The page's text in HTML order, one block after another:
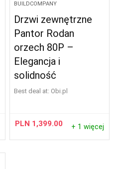
BUILDCOMPANY
Drzwi zewnętrzne
Pantor Rodan
orzech 80P –
Elegancja i
solidność
Best deal at: obi.pl
PLN 1,399.00 + 1 więcej